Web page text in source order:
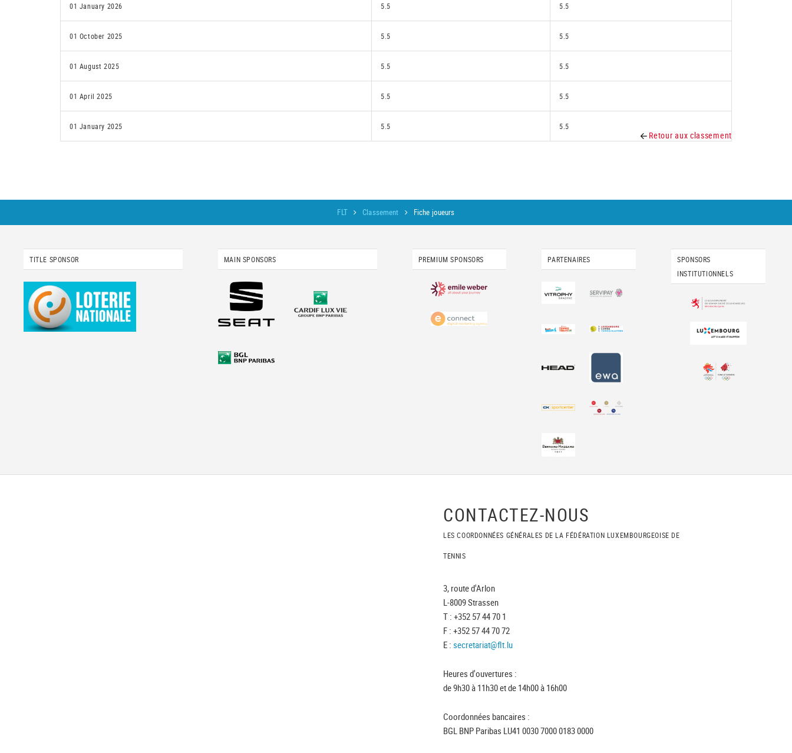
01 January 2026 5.5 5.5
01 October 2025 5.5 5.5
01 August 2025 5.5 5.5
01 April 2025 5.5 5.5
01 January 2025 5.5 5.5
Retour aux classement
FLT Classement Fiche joueurs
TITLE SPONSOR MAIN SPONSORS PREMIUM SPONSORS PARTENAIRES
SPONSORS
INSTITUTIONNELS
CONTACTEZ-NOUS
LES COORDONNÉES GÉNÉRALES DE LA FÉDÉRATION LUXEMBOURGEOISE DE
TENNIS
3, route d'Arlon
L-8009 Strassen
T : +352 57 44 70 1
F : +352 57 44 70 72
E : secretariat@flt.lu
Heures d'ouvertures :
de 9h30 à 11h30 et de 14h00 à 16h00
Coordonnées bancaires :
BGL BNP Paribas LU41 0030 7000 0183 0000